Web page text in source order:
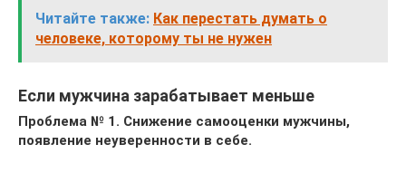
Читайте также: Как перестать думать о
человеке, которому ты не нужен
Если мужчина зарабатывает меньше
Проблема № 1. Снижение самооценки мужчины,
появление неуверенности в себе.